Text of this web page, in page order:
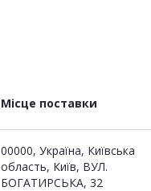
Місце поставки
00000, Україна, Київська
область, Київ, ВУЛ.
БОГАТИРСЬКА, 32